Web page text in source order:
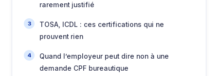
rarement justifié
TOSA, ICDL : ces certifications qui ne
prouvent rien
Quand l’employeur peut dire non à une
demande CPF bureautique